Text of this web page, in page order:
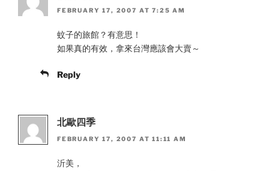
FEBRUARY 17, 2007 AT 7:25 AM
蚊子的旅館？有意思！
如果真的有效，拿來台灣應該會大賣～
Reply
北歐四季
FEBRUARY 17, 2007 AT 11:11 AM
沂美，